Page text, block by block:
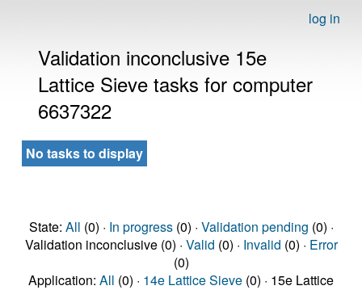
log in
Validation inconclusive 15e
Lattice Sieve tasks for computer
6637322
No tasks to display
State: All (0) · In progress(0) · Validation pending (0) ·
Validation inconclusive (0) · Valid (0) · Invalid (0) · Error
(0)
Application: All (0) · 14e Lattice Sieve (0) · 15e Lattice